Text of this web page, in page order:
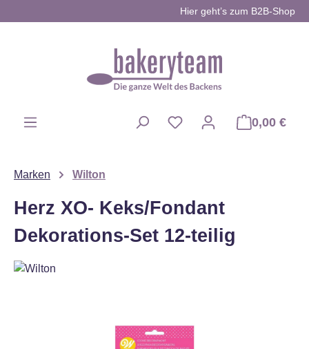
Hier geht’s zum B2B-Shop
0,00 €
Marken Wilton
Herz XO- Keks/Fondant
Dekorations-Set 12-teilig